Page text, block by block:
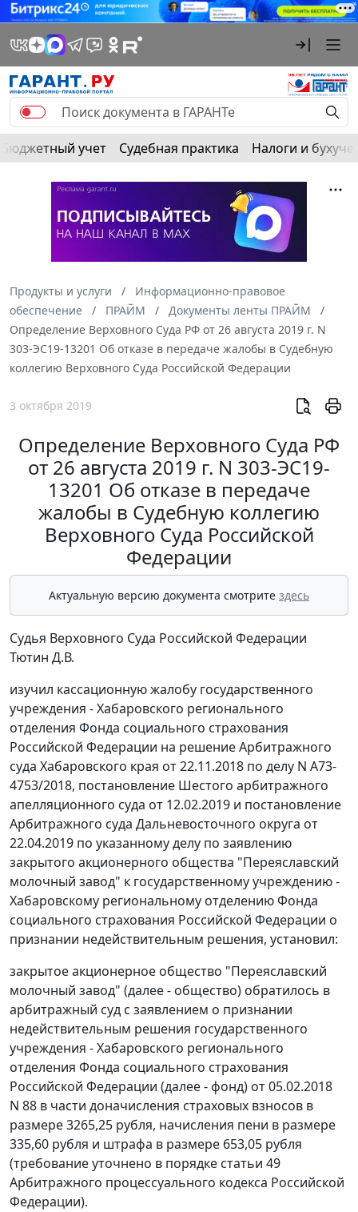
Бюджетный учет Судебная практика Налоги и
Продукты и услуги
Информационно-правовое
обеспечение
ПРАЙМ
Документы ленты ПРАЙМ
Определение Верховного Суда РФ от 26 августа 2019 г. N
303-ЭС19-13201 Об отказе в передаче жалобы в Судебную
коллегию Верховного Суда Российской Федерации
3 октября 2019
Определение Верховного Суда РФ
от 26 августа 2019 г. N 303-ЭС19-
13201 Об отказе в передаче
жалобы в Судебную коллегию
Верховного Суда Российской
Федерации
Актуальную версию документа смотрите здесь
Судья Верховного Суда Российской Федерации
Тютин Д.В.
изучил кассационную жалобу государственного
учреждения - Хабаровского регионального
отделения Фонда социального страхования
Российской Федерации на решение Арбитражного
суда Хабаровского края от 22.11.2018 по делу N А73-
4753/2018, постановление Шестого арбитражного
апелляционного суда от 12.02.2019 и постановление
Арбитражного суда Дальневосточного округа от
22.04.2019 по указанному делу по заявлению
закрытого акционерного общества "Переяславский
молочный завод" к государственному учреждению -
Хабаровскому региональному отделению Фонда
социального страхования Российской Федерации о
признании недействительным решения, установил:
закрытое акционерное общество "Переяславский
молочный завод" (далее - общество) обратилось в
арбитражный суд с заявлением о признании
недействительным решения государственного
учреждения - Хабаровского регионального
отделения Фонда социального страхования
Российской Федерации (далее - фонд) от 05.02.2018
N 88 в части доначисления страховых взносов в
размере 3265,25 рубля, начисления пени в размере
335,60 рубля и штрафа в размере 653,05 рубля
(требование уточнено в порядке статьи 49
Арбитражного процессуального кодекса Российской
Федерации).